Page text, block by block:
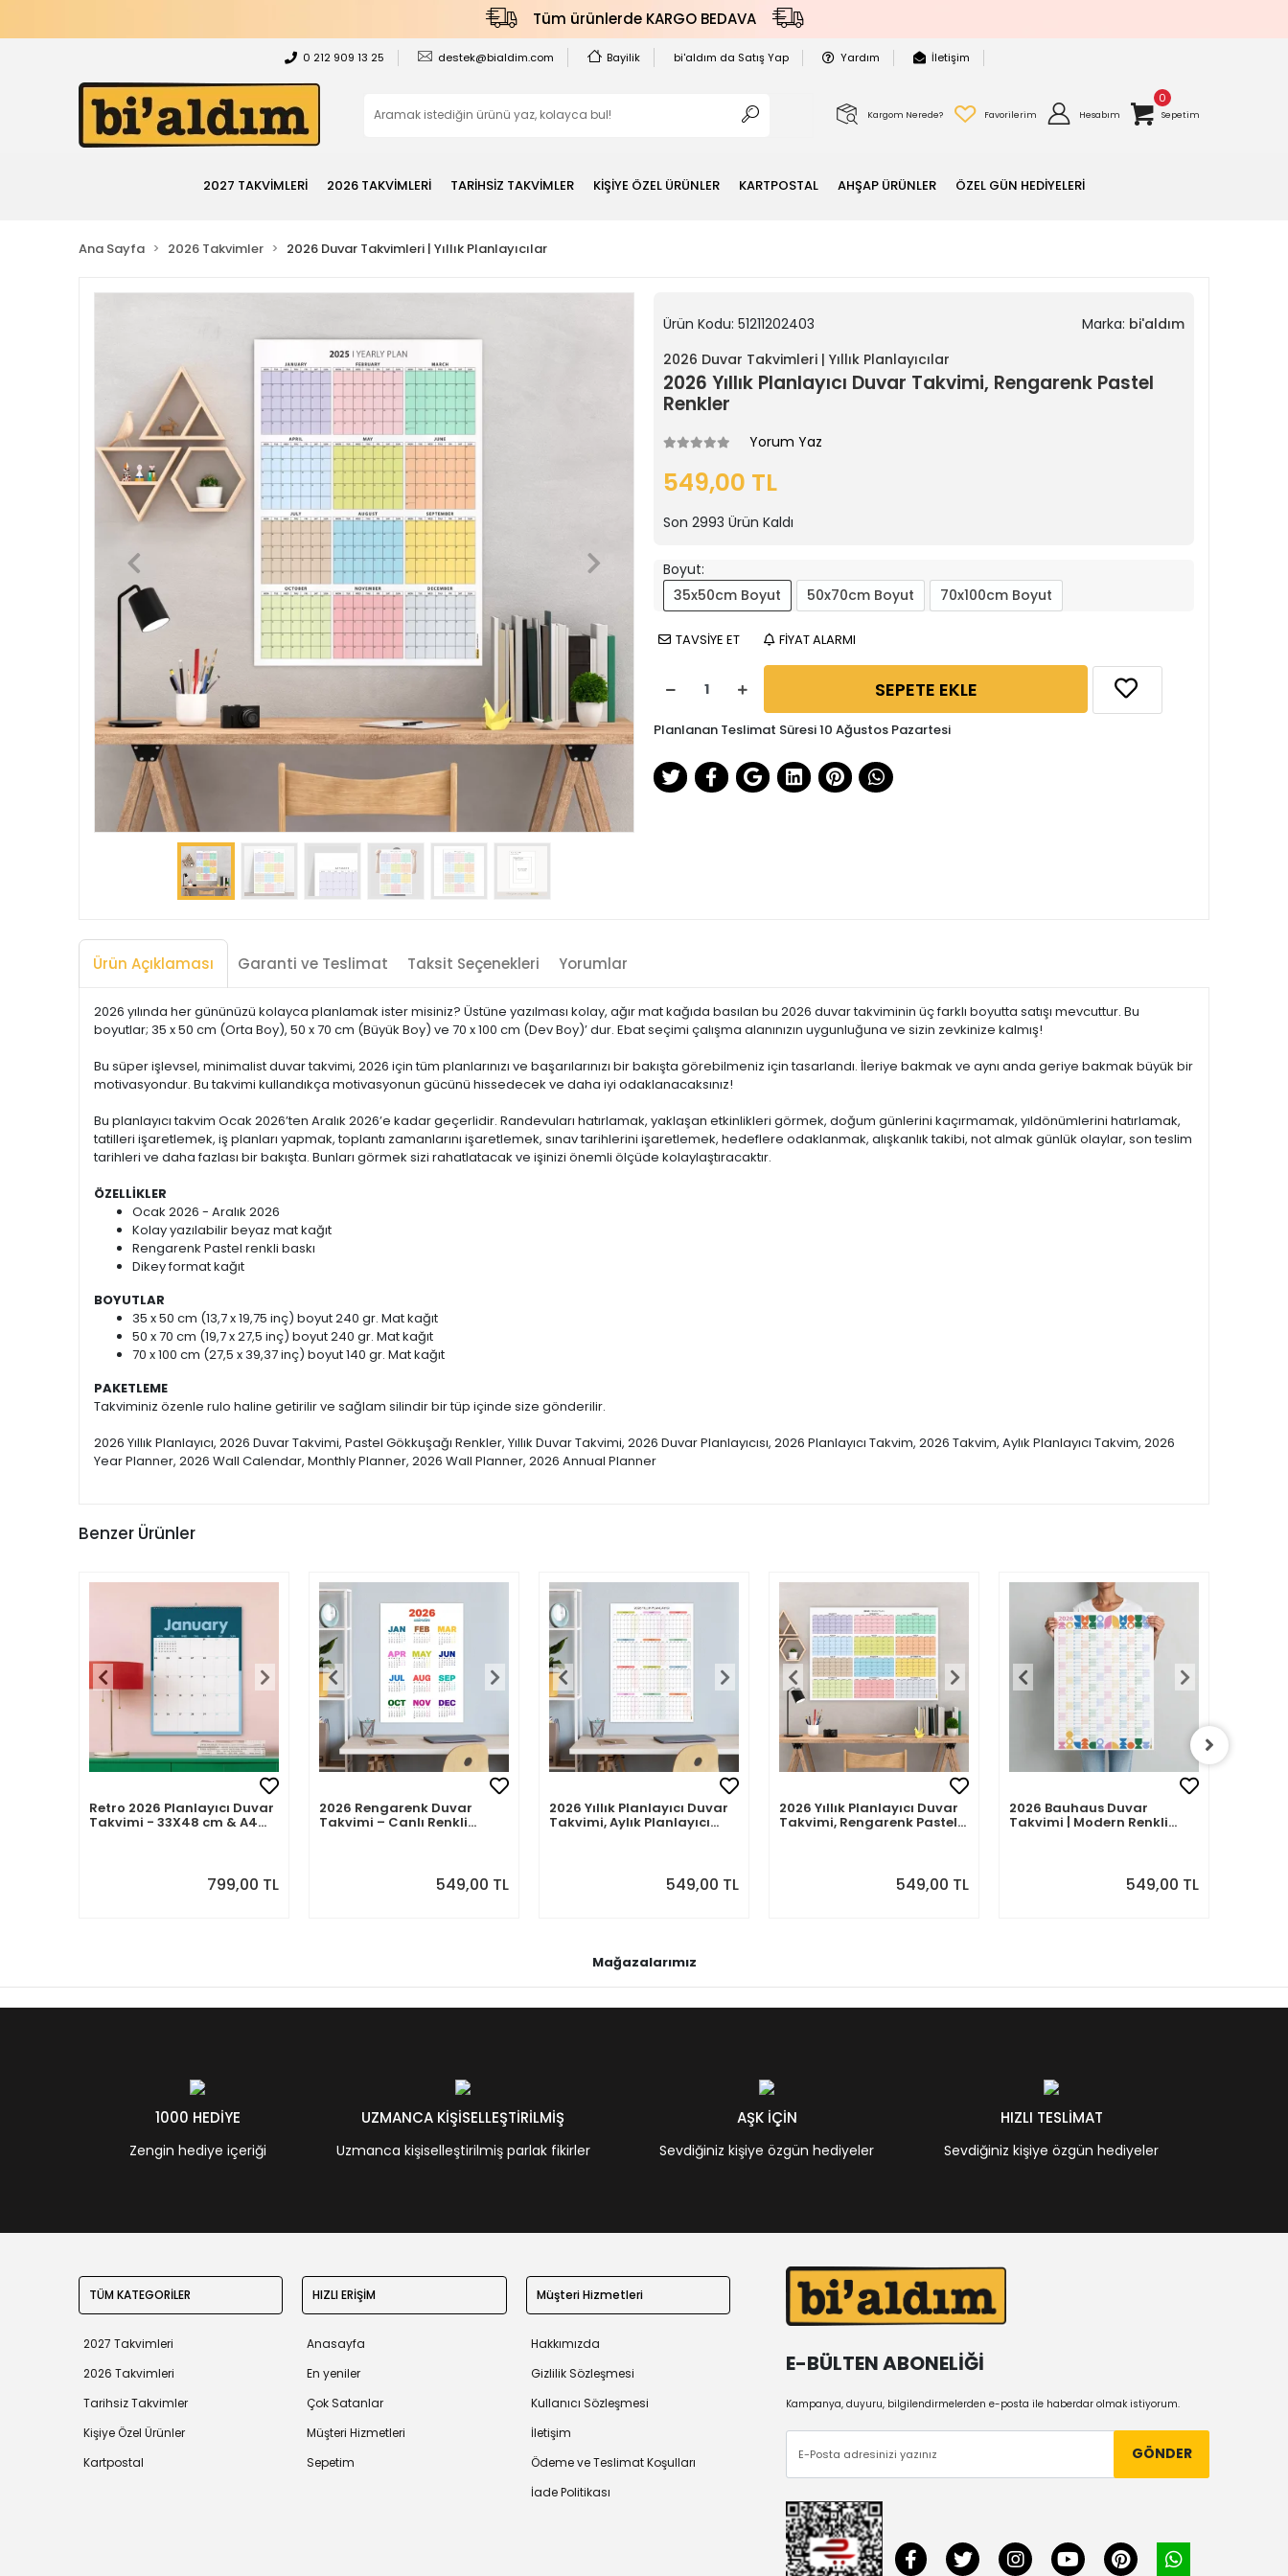
Tüm ürünlerde KARGO BEDAVA
0 212 909 13 25 destek@bialdim.com Bayilik bi'aldım da Satış Yap Yardım İletişim
Kargom Nerede? Favorilerim Hesabım
0
Sepetim
2027 TAKVİMLERİ 2026 TAKVİMLERİ TARİHSİZ TAKVİMLER KİŞİYE ÖZEL ÜRÜNLER KARTPOSTAL AHŞAP ÜRÜNLER ÖZEL GÜN HEDİYELERİ
Ana Sayfa 2026 Takvimler 2026 Duvar Takvimleri | Yıllık Planlayıcılar
Ürün Kodu: 51211202403 Marka: bi'aldım
2026 Duvar Takvimleri | Yıllık Planlayıcılar
2026 Yıllık Planlayıcı Duvar Takvimi, Rengarenk Pastel
Renkler
Yorum Yaz
549,00 TL
Son 2993 Ürün Kaldı
Boyut:
35x50cm Boyut
50x70cm Boyut 70x100cm Boyut
TAVSİYE ET FİYAT ALARMI
SEPETE EKLE
Planlanan Teslimat Süresi 10 Ağustos Pazartesi
Ürün Açıklaması Garanti ve Teslimat Taksit Seçenekleri Yorumlar
2026 yılında her gününüzü kolayca planlamak ister misiniz? Üstüne yazılması kolay, ağır mat kağıda basılan bu 2026 duvar takviminin üç farklı boyutta satışı mevcuttur. Bu
boyutlar; 35 x 50 cm (Orta Boy), 50 x 70 cm (Büyük Boy) ve 70 x 100 cm (Dev Boy)’ dur. Ebat seçimi çalışma alanınızın uygunluğuna ve sizin zevkinize kalmış!
Bu süper işlevsel, minimalist duvar takvimi, 2026 için tüm planlarınızı ve başarılarınızı bir bakışta görebilmeniz için tasarlandı. İleriye bakmak ve aynı anda geriye bakmak büyük bir
motivasyondur. Bu takvimi kullandıkça motivasyonun gücünü hissedecek ve daha iyi odaklanacaksınız!
Bu planlayıcı takvim Ocak 2026’ten Aralık 2026’e kadar geçerlidir. Randevuları hatırlamak, yaklaşan etkinlikleri görmek, doğum günlerini kaçırmamak, yıldönümlerini hatırlamak,
tatilleri işaretlemek, iş planları yapmak, toplantı zamanlarını işaretlemek, sınav tarihlerini işaretlemek, hedeflere odaklanmak, alışkanlık takibi, not almak günlük olaylar, son teslim
tarihleri ve daha fazlası bir bakışta. Bunları görmek sizi rahatlatacak ve işinizi önemli ölçüde kolaylaştıracaktır.
ÖZELLİKLER
Ocak 2026 - Aralık 2026
Kolay yazılabilir beyaz mat kağıt
Rengarenk Pastel renkli baskı
Dikey format kağıt
BOYUTLAR
35 x 50 cm (13,7 x 19,75 inç) boyut 240 gr. Mat kağıt
50 x 70 cm (19,7 x 27,5 inç) boyut 240 gr. Mat kağıt
70 x 100 cm (27,5 x 39,37 inç) boyut 140 gr. Mat kağıt
PAKETLEME
Takviminiz özenle rulo haline getirilir ve sağlam silindir bir tüp içinde size gönderilir.
2026 Yıllık Planlayıcı, 2026 Duvar Takvimi, Pastel Gökkuşağı Renkler, Yıllık Duvar Takvimi, 2026 Duvar Planlayıcısı, 2026 Planlayıcı Takvim, 2026 Takvim, Aylık Planlayıcı Takvim, 2026
Year Planner, 2026 Wall Calendar, Monthly Planner, 2026 Wall Planner, 2026 Annual Planner
Benzer Ürünler
Retro 2026 Planlayıcı Duvar
Takvimi - 33X48 cm & A4
799,00 TL
2026 Rengarenk Duvar
Takvimi – Canlı Renkli
549,00 TL
2026 Yıllık Planlayıcı Duvar
Takvimi, Aylık Planlayıcı
549,00 TL
2026 Yıllık Planlayıcı Duvar
Takvimi, Rengarenk Pastel
549,00 TL
2026 Bauhaus Duvar
Takvimi | Modern Renkli
549,00 TL
Mağazalarımız
1000 HEDİYE
Zengin hediye içeriği
UZMANCA KİŞİSELLEŞTİRİLMİŞ
Uzmanca kişiselleştirilmiş parlak fikirler
AŞK İÇİN
Sevdiğiniz kişiye özgün hediyeler
HIZLI TESLİMAT
Sevdiğiniz kişiye özgün hediyeler
TÜM KATEGORİLER
2027 Takvimleri
2026 Takvimleri
Tarihsiz Takvimler
Kişiye Özel Ürünler
Kartpostal
HIZLI ERİŞİM
Anasayfa
En yeniler
Çok Satanlar
Müşteri Hizmetleri
Sepetim
Müşteri Hizmetleri
Hakkımızda
Gizlilik Sözleşmesi
Kullanıcı Sözleşmesi
İletişim
Ödeme ve Teslimat Koşulları
İade Politikası
E-BÜLTEN ABONELİĞİ
Kampanya, duyuru, bilgilendirmelerden e-posta ile haberdar olmak istiyorum.
GÖNDER